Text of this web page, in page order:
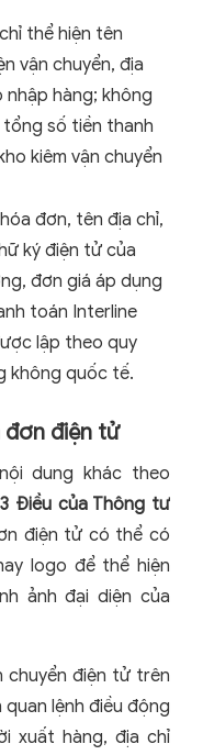
thể hiện tên
vận chuyển, địa
nhập hàng; không
số tiền thanh
kiêm vận chuyển
đơn, tên địa chỉ,
ký điện tử của
đơn giá áp dụng
toán Interline
lập theo quy
không quốc tế.
đơn điện tử
dung khác theo
3 Điều của Thông tư
điện tử có thể có
logo để thể hiện
ảnh đại diện của
chuyển điện tử trên
lệnh điều động
xuất hàng, địa chỉ